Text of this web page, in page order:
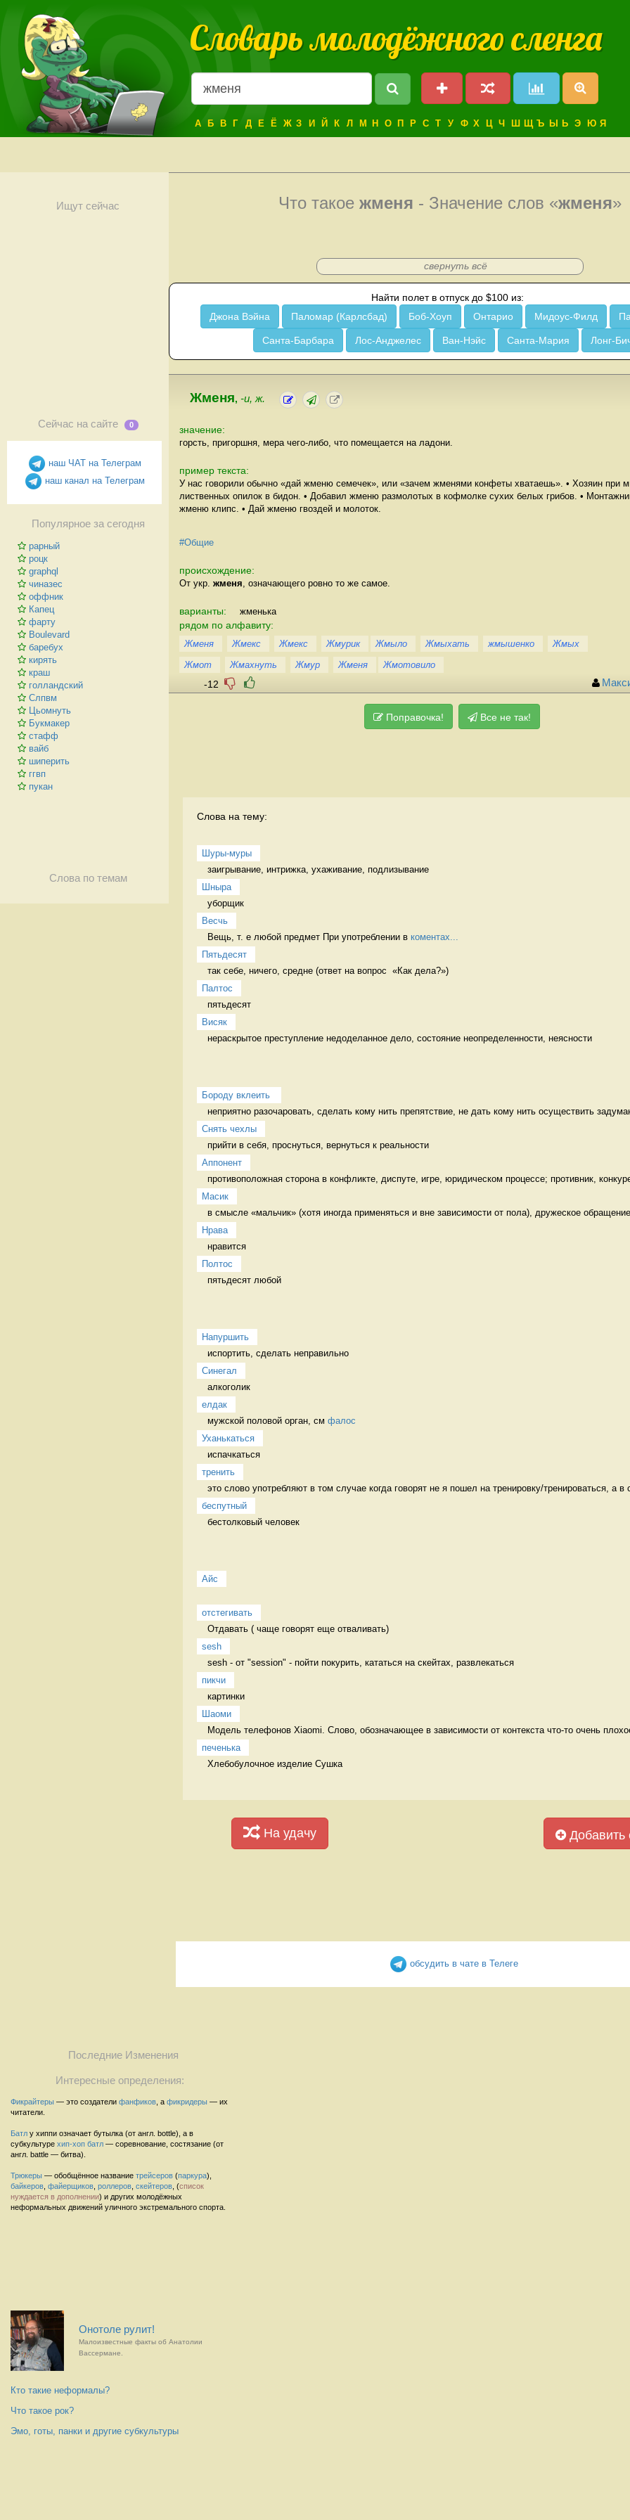
Словарь молодёжного сленга
А Б В Г Д Е Ё Ж З И Й К Л М Н О П Р С Т У Ф Х Ц Ч Ш Щ Ъ Ы Ь Э Ю Я
Ищут сейчас
Сейчас на сайте 0
наш ЧАТ на Телеграм
наш канал на Телеграм
Популярное за сегодня
рарный
роцк
graphql
чиназес
оффник
Капец
фарту
Boulevard
баребух
кирять
краш
голландский
Слпвм
Цьомнуть
Букмакер
стафф
вайб
шиперить
ггвп
пукан
Слова по темам
Что такое жменя - Значение слов «жменя»
свернуть всё
Найти полет в отпуск до $100 из:
Джона Вэйна
Паломар (Карлсбад) Боб-Хоуп Онтарио Мидоус-Филд
Санта-Барбара Лос-Анджелес Ван-Нэйс Санта-Мария Лонг-
Жменя, -и, ж.
значение:
горсть, пригоршня, мера чего-либо, что помещается на ладони.
пример текста:
У нас говорили обычно «дай жменю семечек», или «зачем жменями конфеты хватаешь». • Хозяин при
лиственных опилок в бидон. • Добавил жменю размолотых в кофмолке сухих белых грибов. •
жменю клипс. • Дай жменю гвоздей и молоток.
#Общие
происхождение:
От укр. жменя , означающего ровно то же самое.
варианты: жменька
рядом по алфавиту:
Жменя Жмекс Жмекс Жмурик Жмыло Жмыхать жмышенко
Жмых
Жмот
Жмахнуть Жмур Жменя Жмотовило
-12
Поправочка! Все не так!
Слова на тему:
Шуры-муры
заигрывание, интрижка, ухаживание, подлизывание
Шныра
уборщик
Весчь
Вещь, т. е любой предмет При употреблении в коментах...
Пятьдесят
так себе, ничего, средне (ответ на вопрос  «Как дела?»)
Палтос
пятьдесят
Висяк
нераскрытое преступление недоделанное дело, состояние неопределенности, неясности
Бороду вклеить
неприятно разочаровать, сделать кому нить препятствие, не дать кому нить осуществить
Снять чехлы
прийти в себя, проснуться, вернуться к реальности
Аппонент
противоположная сторона в конфликте, диспуте, игре, юридическом процессе; противник,
Масик
в смысле «мальчик» (хотя иногда применяться и вне зависимости от пола), дружеское
Нрава
нравится
Полтос
пятьдесят любой
Напуршить
испортить, сделать неправильно
Синегал
алкоголик
елдак
мужской половой орган, см фалос
Уханькаться
испачкаться
тренить
это слово употребляют в том случае когда говорят не я пошел на тренировку/тренироваться, а в
беспутный
бестолковый человек
Айс
отстегивать
Отдавать ( чаще говорят еще отваливать)
sesh
sesh - от "session" - пойти покурить, кататься на скейтах, развлекаться
пикчи
картинки
Шаоми
Модель телефонов Xiaomi. Слово, обозначающее в зависимости от контекста что-то очень
печенька
Хлебобулочное изделие Сушка
На удачу Добавить
обсудить в чате в Телеге
Последние Изменения
Интересные определения:
Фикрайтеры — это создатели фанфиков , а фикридеры — их
читатели.
Батл у хиппи означает бутылка (от англ. bottle), а в
субкультуре хип-хоп батл — соревнование, состязание (от
англ. battle — битва).
Трюкеры — обобщённое название трейсеров (паркура),
байкеров файерщиков роллеров скейтеров , (список
нуждается в дополнении) и других молодёжных
неформальных движений уличного экстремального спорта.
Онотоле рулит!
Малоизвестные факты об Анатолии
Вассермане.
Кто такие неформалы?
Что такое рок?
Эмо, готы, панки и другие субкультуры